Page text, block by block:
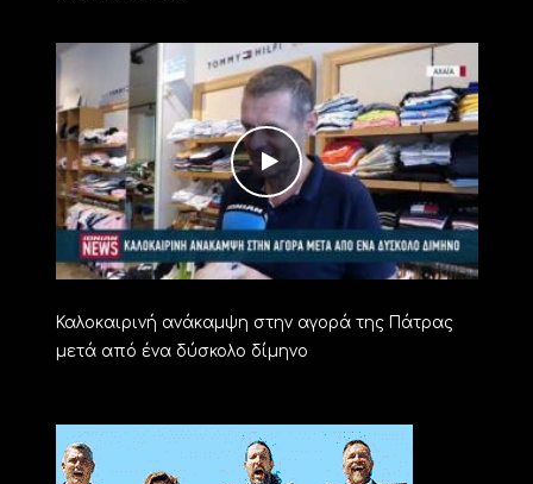
Καλοκαιρινή ανάκαμψη στην αγορά της Πάτρας
μετά από ένα δύσκολο δίμηνο